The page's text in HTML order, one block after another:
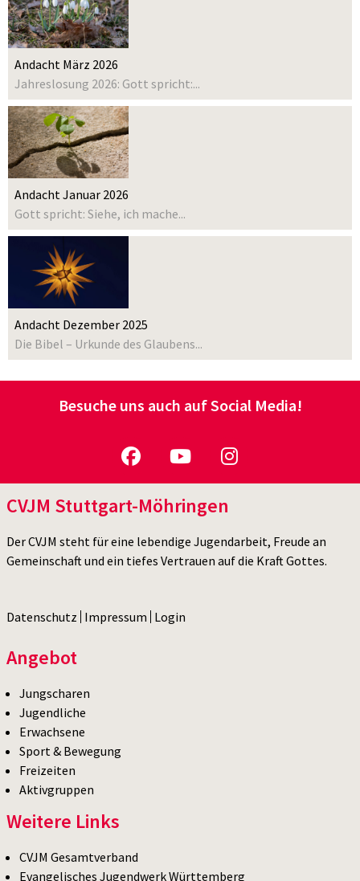
Andacht März 2026
Jahreslosung 2026: Gott spricht:...
Andacht Januar 2026
Gott spricht: Siehe, ich mache...
Andacht Dezember 2025
Die Bibel – Urkunde des Glaubens...
Besuche uns auch auf Social Media!
CVJM Stuttgart-Möhringen
Der CVJM steht für eine lebendige Jugendarbeit, Freude an
Gemeinschaft und ein tiefes Vertrauen auf die Kraft Gottes.
Datenschutz Impressum Login
Angebot
Jungscharen
Jugendliche
Erwachsene
Sport & Bewegung
Freizeiten
Aktivgruppen
Weitere Links
CVJM Gesamtverband
Evangelisches Jugendwerk Württemberg